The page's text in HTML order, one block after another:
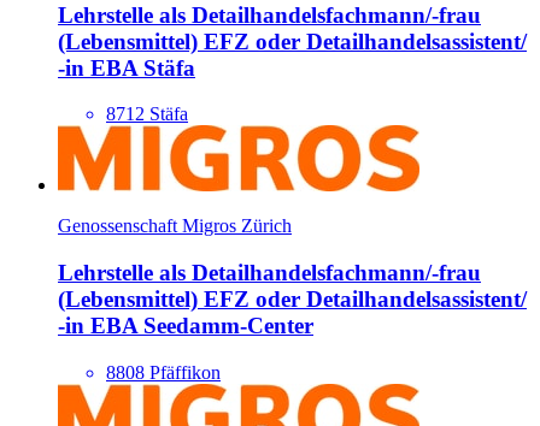
Lehrstelle als Detailhandels­fachmann/​-frau
(Lebensmittel) EFZ oder Detailhandels­assistent/​
-in EBA Stäfa
8712 Stäfa
Genossenschaft Migros Zürich
Lehrstelle als Detailhandels­fachmann/​-frau
(Lebensmittel) EFZ oder Detailhandels­assistent/​
-in EBA Seedamm-Center
8808 Pfäffikon